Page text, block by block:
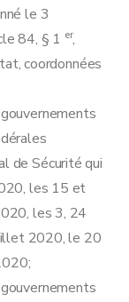
le 3
84, § 1 er,
coordonnées
de Sécurité qui
les 15 et
les 3, 24
2020, le 20